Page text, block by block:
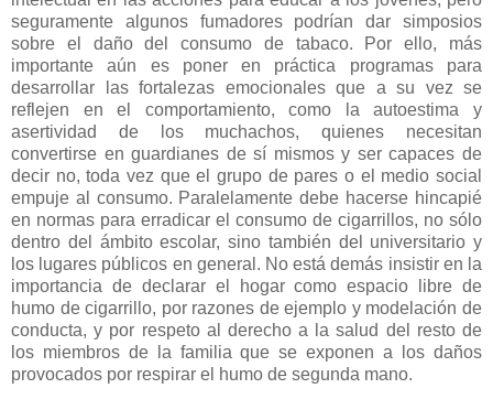
seguramente algunos fumadores podrían dar simposios
sobre el daño del consumo de tabaco. Por ello, más
importante aún es poner en práctica programas para
desarrollar las fortalezas emocionales que a su vez se
reflejen en el comportamiento, como la autoestima y
asertividad de los muchachos, quienes necesitan
convertirse en guardianes de sí mismos y ser capaces de
decir no, toda vez que el grupo de pares o el medio social
empuje al consumo. Paralelamente debe hacerse hincapié
en normas para erradicar el consumo de cigarrillos, no sólo
dentro del ámbito escolar, sino también del universitario y
los lugares públicos en general. No está demás insistir en la
importancia de declarar el hogar como espacio libre de
humo de cigarrillo, por razones de ejemplo y modelación de
conducta, y por respeto al derecho a la salud del resto de
los miembros de la familia que se exponen a los daños
provocados por respirar el humo de segunda mano.